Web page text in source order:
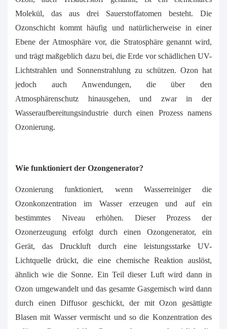
Molekül, das aus drei Sauerstoffatomen besteht. Die
Ozonschicht kommt häufig und natürlicherweise in einer
Ebene der Atmosphäre vor, die Stratosphäre genannt wird,
und trägt maßgeblich dazu bei, die Erde vor schädlichen UV-
Lichtstrahlen und Sonnenstrahlung zu schützen. Ozon hat
jedoch auch Anwendungen, die über den
Atmosphärenschutz hinausgehen, und zwar in der
Wasseraufbereitungsindustrie durch einen Prozess namens
Ozonierung.
Wie funktioniert der Ozongenerator?
Ozonierung funktioniert, wenn Wasserreiniger die
Ozonkonzentration im Wasser erzeugen und auf ein
bestimmtes Niveau erhöhen. Dieser Prozess der
Ozonerzeugung erfolgt durch einen Ozongenerator, ein
Gerät, das Druckluft durch eine leistungsstarke UV-
Lichtquelle drückt, die eine chemische Reaktion auslöst,
ähnlich wie die Sonne. Ein Teil dieser Luft wird dann in
Ozon umgewandelt und das gesamte Gasgemisch wird dann
durch einen Diffusor geschickt, der mit Ozon gesättigte
Blasen mit Wasser vermischt und so die Konzentration des